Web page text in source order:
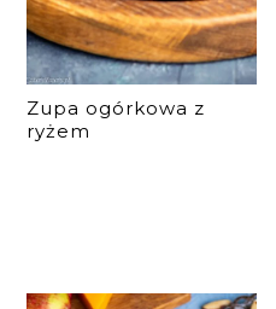
Zupa ogórkowa z
ryżem